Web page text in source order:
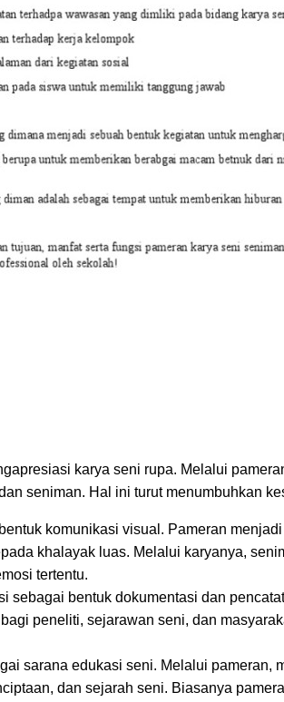
karya seni rupa. Melalui
seniman. Hal ini turut menumbuhkan
komunikasi visual. Pameran
khalayak luas. Melalui karyanya,
tertentu.
sebagai bentuk dokumentasi dan
peneliti, sejarawan seni, dan
sarana edukasi seni. Melalui pameran,
dan sejarah seni. Biasanya